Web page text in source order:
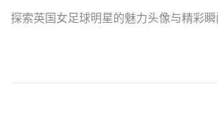
探索英国女足球明星的魅力头像与精彩